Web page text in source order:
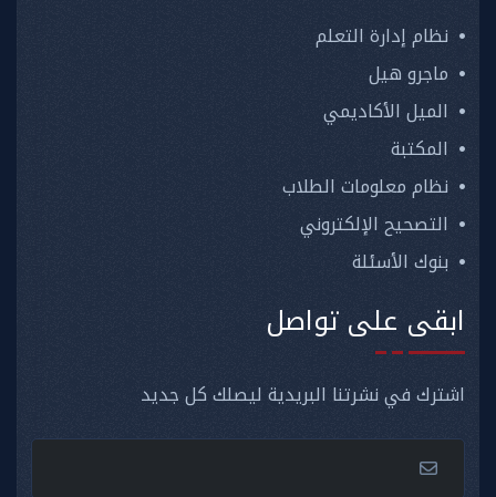
نظام إدارة التعلم
ماجرو هيل
الميل الأكاديمي
المكتبة
نظام معلومات الطلاب
التصحيح الإلكتروني
بنوك الأسئلة
ابقى على تواصل
اشترك في نشرتنا البريدية ليصلك كل جديد